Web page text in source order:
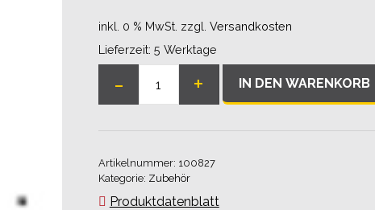
inkl. 0 % MwSt. zzgl. Versandkosten
Lieferzeit: 5 Werktage
-
40
Winkel/Leisten
Menge
+ IN DEN WARENKORB
Artikelnummer: 100827
Kategorie: Zubehör
Produktdatenblatt